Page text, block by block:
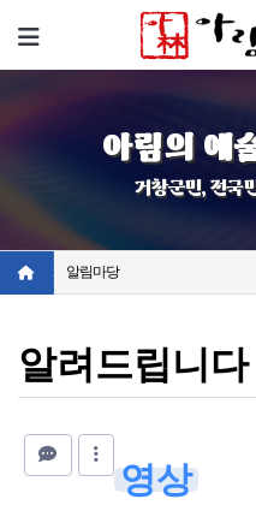
메뉴
아림의 예
거창군민, 전국
알림마당
알려드립니다
영상